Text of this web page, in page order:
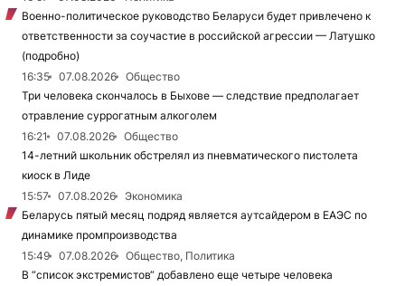
Военно-политическое руководство Беларуси будет привлечено к
ответственности за соучастие в российской агрессии — Латушко
(подробно)
16:35
07.08.2026
Общество
Три человека скончалось в Быхове — следствие предполагает
отравление суррогатным алкоголем
16:21
07.08.2026
Общество
14-летний школьник обстрелял из пневматического пистолета
киоск в Лиде
15:57
07.08.2026
Экономика
Беларусь пятый месяц подряд является аутсайдером в ЕАЭС по
динамике промпроизводства
15:49
07.08.2026
Общество, Политика
В “список экстремистов“ добавлено еще четыре человека